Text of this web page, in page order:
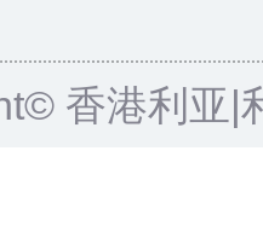
香港利亚|